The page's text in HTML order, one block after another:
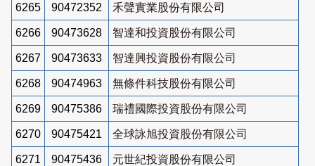
6265 90472352 禾聲實業股份有限公司
6266 90473628 智達和投資股份有限公司
6267 90473633 智達興投資股份有限公司
6268 90474963 無條件科技股份有限公司
6269 90475386 瑞禮國際投資股份有限公司
6270 90475421 全球詠旭投資股份有限公司
6271 90475436 元世紀投資股份有限公司